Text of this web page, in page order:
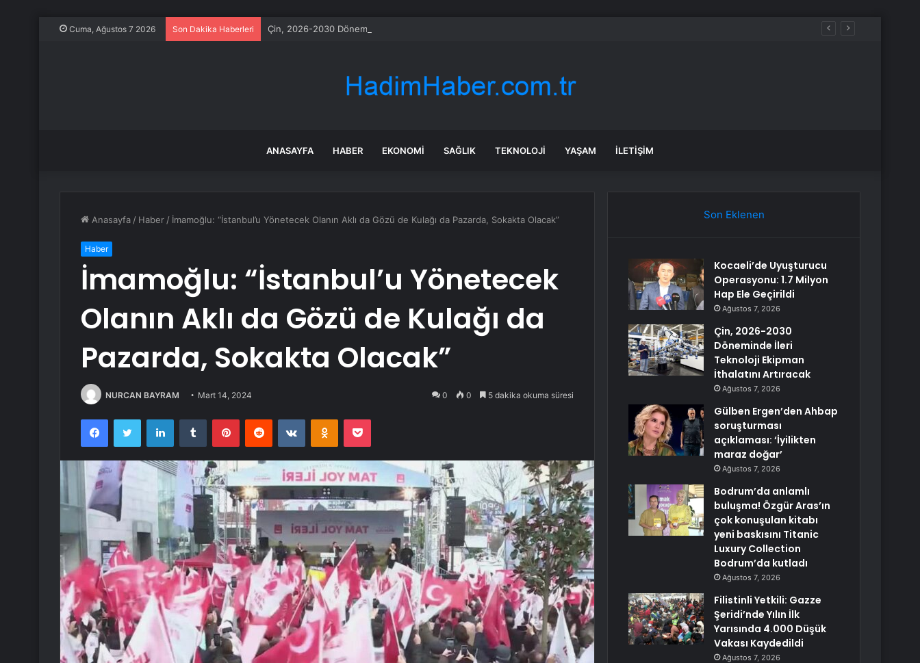
Cuma, Ağustos 7 2026 Son Dakika Haberleri Çin, 2026-2030 Döneminde İleri Teknoloji Ekipman İthalatını Artıracak
ANASAYFA HABER EKONOMI SAĞLIK TEKNOLOJI YAŞAM İLETIŞIM
Anasayfa / Haber / İmamoğlu: “İstanbul’u Yönetecek Olanın Aklı da Gözü de Kulağı da Pazarda, Sokakta Olacak”
Haber
İmamoğlu: “İstanbul’u Yönetecek
Olanın Aklı da Gözü de Kulağı da
Pazarda, Sokakta Olacak”
NURCAN BAYRAM Mart 14, 2024 0 0 5 dakika okuma süresi
FacebookTwitter LinkedInTumblr PinterestReddit VKontakteOdnoklassniki
Pocket
Son Eklenen
Kocaeli’de Uyuşturucu
Operasyonu: 1.7 Milyon
Hap Ele Geçirildi
Ağustos 7, 2026
Çin, 2026-2030
Döneminde İleri
Teknoloji Ekipman
İthalatını Artıracak
Ağustos 7, 2026
Gülben Ergen’den Ahbap
soruşturması
açıklaması: ‘İyilikten
maraz doğar’
Ağustos 7, 2026
Bodrum’da anlamlı
buluşma! Özgür Aras’ın
çok konuşulan kitabı
yeni baskısını Titanic
Luxury Collection
Bodrum’da kutladı
Ağustos 7, 2026
Filistinli Yetkili: Gazze
Şeridi’nde Yılın İlk
Yarısında 4.000 Düşük
Vakası Kaydedildi
Ağustos 7, 2026